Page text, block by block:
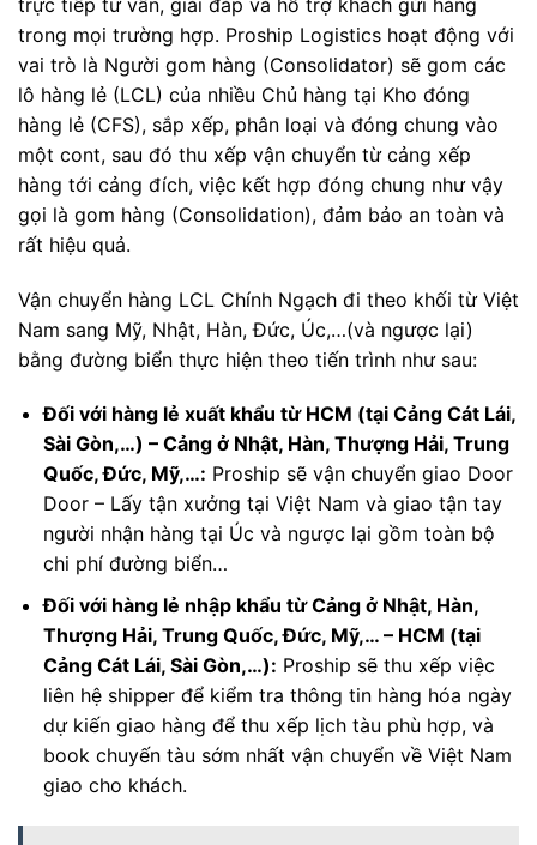
trong mọi trường hợp. Proship Logistics hoạt động với
vai trò là Người gom hàng (Consolidator) sẽ gom các
lô hàng lẻ (LCL) của nhiều Chủ hàng tại Kho đóng
hàng lẻ (CFS), sắp xếp, phân loại và đóng chung vào
một cont, sau đó thu xếp vận chuyển từ cảng xếp
hàng tới cảng đích, việc kết hợp đóng chung như vậy
gọi là gom hàng (Consolidation), đảm bảo an toàn và
rất hiệu quả.
Vận chuyển hàng LCL Chính Ngạch đi theo khối từ Việt
Nam sang Mỹ, Nhật, Hàn, Đức, Úc,…(và ngược lại)
bằng đường biển thực hiện theo tiến trình như sau:
Đối với hàng lẻ xuất khẩu từ HCM (tại Cảng Cát Lái,
Sài Gòn,…) – Cảng ở Nhật, Hàn, Thượng Hải, Trung
Quốc, Đức, Mỹ,…: Proship sẽ vận chuyển giao Door
Door – Lấy tận xưởng tại Việt Nam và giao tận tay
người nhận hàng tại Úc và ngược lại gồm toàn bộ
chi phí đường biển…
Đối với hàng lẻ nhập khẩu từ Cảng ở Nhật, Hàn,
Thượng Hải, Trung Quốc, Đức, Mỹ,… – HCM (tại
Cảng Cát Lái, Sài Gòn,…): Proship sẽ thu xếp việc
liên hệ shipper để kiểm tra thông tin hàng hóa ngày
dự kiến giao hàng để thu xếp lịch tàu phù hợp, và
book chuyến tàu sớm nhất vận chuyển về Việt Nam
giao cho khách.